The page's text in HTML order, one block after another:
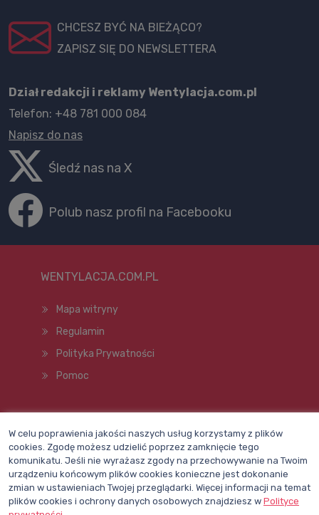
CHCESZ BYĆ NA BIEŻĄCO?
ZAPISZ SIĘ DO NEWSLETTERA
Dział redakcji i reklamy Wentylacja.com.pl
Telefon: +48 781 000 084
Napisz do nas
Śledź nas na X
Polub nasz profil na Facebooku
WENTYLACJA.COM.PL
Mapa witryny
Regulamin
Polityka Prywatności
Pomoc
W celu poprawienia jakości naszych usług korzystamy z plików
cookies. Zgodę możesz udzielić poprzez zamknięcie tego
komunikatu. Jeśli nie wyrażasz zgody na przechowywanie na Twoim
urządzeniu końcowym plików cookies konieczne jest dokonanie
zmian w ustawieniach Twojej przeglądarki. Więcej informacji na temat
plików cookies i ochrony danych osobowych znajdziesz w Polityce